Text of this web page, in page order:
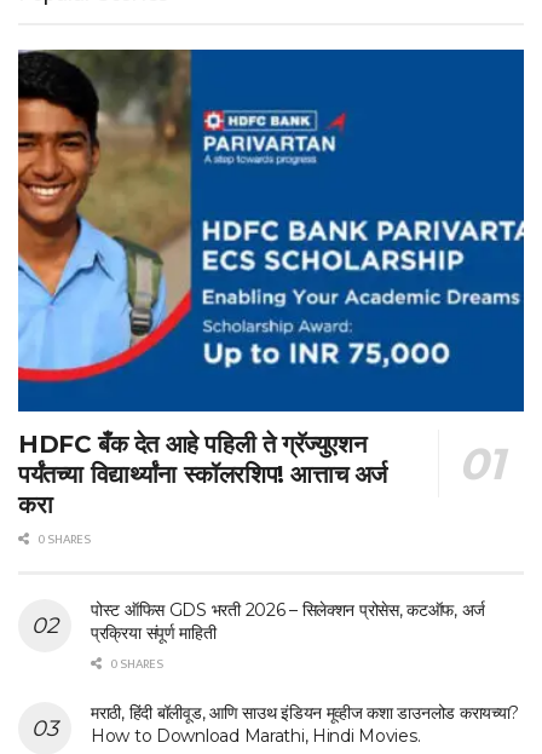
HDFC बँक देत आहे पहिली ते ग्रॅज्युएशन
पर्यंतच्या विद्यार्थ्यांना स्कॉलरशिप! आत्ताच अर्ज
करा
0 SHARES
पोस्ट ऑफिस GDS भरती 2026 – सिलेक्शन प्रोसेस, कटऑफ, अर्ज
प्रक्रिया संपूर्ण माहिती
0 SHARES
मराठी, हिंदी बॉलीवूड, आणि साउथ इंडियन मूव्हीज कशा डाउनलोड करायच्या?
How to Download Marathi, Hindi Movies.